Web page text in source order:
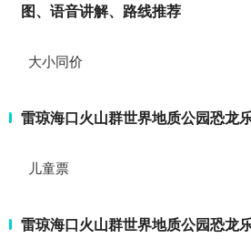
图、语音讲解、路线推荐
大小同价
雷琼海口火山群世界地质公园恐龙
儿童票
雷琼海口火山群世界地质公园恐龙